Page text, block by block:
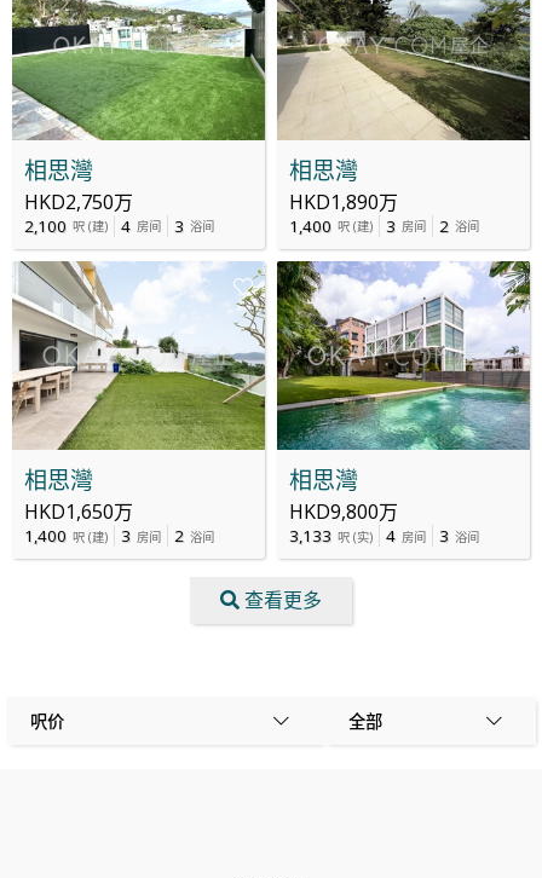
相思灣
HKD2,750万
2,100 呎 (建) 4 房间 3 浴间
相思灣
HKD1,890万
1,400 呎 (建) 3 房间 2 浴间
相思灣
HKD1,650万
1,400 呎 (建) 3 房间 2 浴间
相思灣
HKD9,800万
3,133 呎 (实) 4 房间 3 浴间
查看更多
呎价 全部